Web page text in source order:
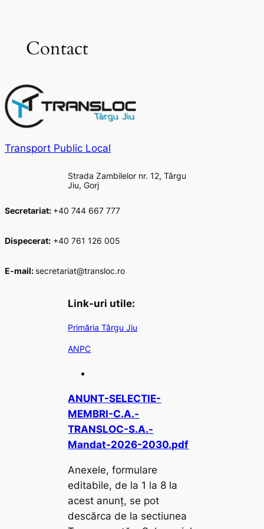
conținutContact
Transport Public Local
Strada Zambilelor nr. 12, Târgu
Jiu, Gorj
Secretariat: +40 744 667 777
Dispecerat: +40 761 126 005
E-mail: secretariat@transloc.ro
Link-uri utile:
Primăria Târgu Jiu
ANPC
ANUNT-SELECTIE-
MEMBRI-C.A.-
TRANSLOC-S.A.-
Mandat-2026-2030.pdf
Anexele, formulare
editabile, de la 1 la 8 la
acest anunț, se pot
descărca de la sectiunea